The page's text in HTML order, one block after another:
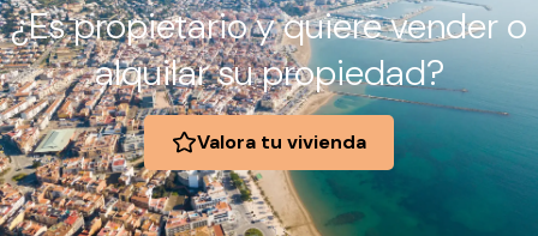
¿Es propietario y quiere vender o
alquilar su propiedad?
Valora tu vivienda